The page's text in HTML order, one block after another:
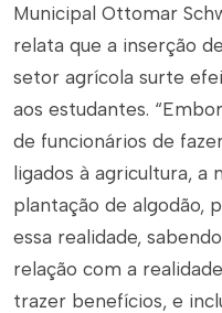
Municipal Ottomar
relata que a inserção
setor agrícola surte
aos estudantes.
de funcionários de
ligados à agricultura, a
plantação de algodão,
essa realidade,
relação com a
trazer benefícios, e